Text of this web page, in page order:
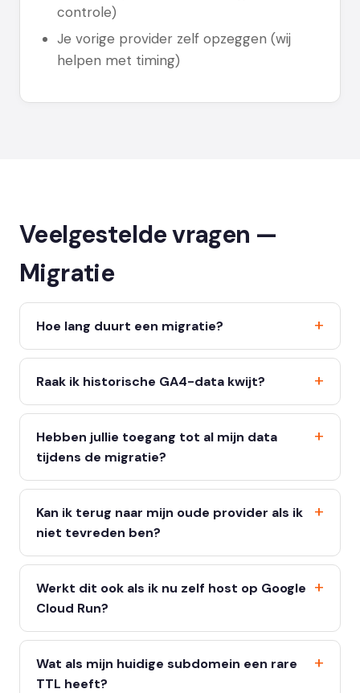
controle)
Je vorige provider zelf opzeggen (wij
helpen met timing)
Veelgestelde vragen —
Migratie
Hoe lang duurt een migratie?
Raak ik historische GA4-data kwijt?
Hebben jullie toegang tot al mijn data
tijdens de migratie?
Kan ik terug naar mijn oude provider als ik
niet tevreden ben?
Werkt dit ook als ik nu zelf host op Google
Cloud Run?
Wat als mijn huidige subdomein een rare
TTL heeft?